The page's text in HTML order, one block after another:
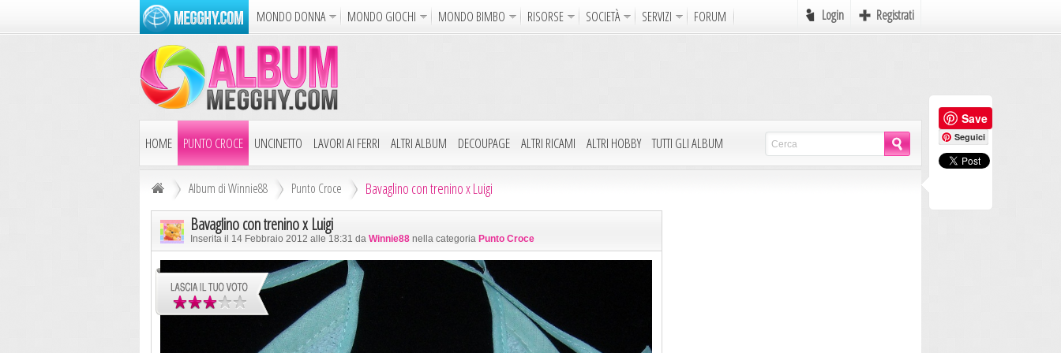
Save
Seguici
MONDO DONNA MONDO GIOCHI MONDO BIMBO RISORSE SOCIETÀ SERVIZI FORUM Login Registrati
Album Punto Croce Cucina
Azione Puzzle
Favole
Gif Animate Smiles Sfondi Programmi Mondo Pirati Icone
Notizie Religione Aforismi
Glitter Directory FreeUp
HOME PUNTO CROCE UNCINETTO LAVORI AI FERRI ALTRI ALBUM DECOUPAGE ALTRI RICAMI ALTRI HOBBY TUTTI GLI ALBUM
Album di Winnie88 Punto Croce Bavaglino con trenino x Luigi
Bavaglino con trenino x Luigi
Inserita il 14 Febbraio 2012 alle 18:31 da Winnie88 nella categoria Punto Croce